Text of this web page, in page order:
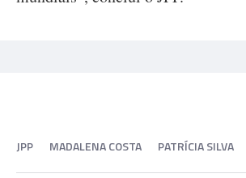
JPP MADALENA COSTA PATRÍCIA SILVA